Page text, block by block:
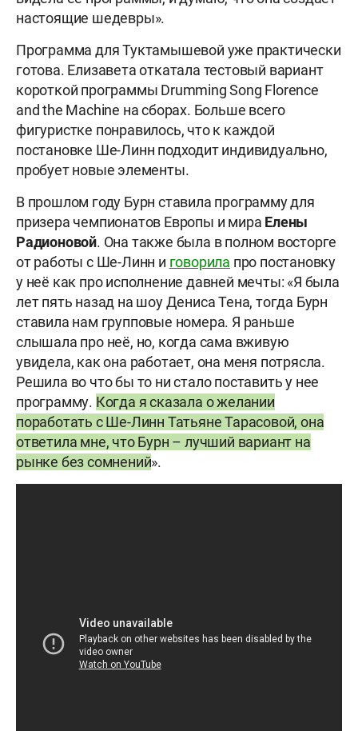
настоящие шедевры».
Программа для Туктамышевой уже практически
готова. Елизавета откатала тестовый вариант
короткой программы Drumming Song Florence
and the Machine на сборах. Больше всего
фигуристке понравилось, что к каждой
постановке Ше-Линн подходит индивидуально,
пробует новые элементы.
В прошлом году Бурн ставила программу для
призера чемпионатов Европы и мира Елены
Радионовой. Она также была в полном восторге
от работы с Ше-Линн и говорила про постановку
у неё как про исполнение давней мечты: «Я была
лет пять назад на шоу Дениса Тена, тогда Бурн
ставила нам групповые номера. Я раньше
слышала про неё, но, когда сама вживую
увидела, как она работает, она меня потрясла.
Решила во что бы то ни стало поставить у нее
программу. Когда я сказала о желании
поработать с Ше-Линн Татьяне Тарасовой, она
ответила мне, чтоБурн – лучший вариант на
рынке без сомнений».